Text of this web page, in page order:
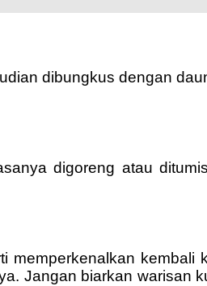
dibungkus dengan
digoreng atau
memperkenalkan kembali
Jangan biarkan warisan